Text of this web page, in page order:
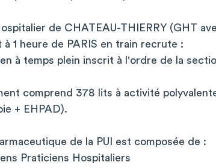
de CHATEAU-THIERRY (GHT
à 1 heure de PARIS en train recrute :
à temps plein inscrit à l'ordre de la
comprend 378 lits à activité
+ EHPAD).
de la PUI est composée de :
Praticiens Hospitaliers